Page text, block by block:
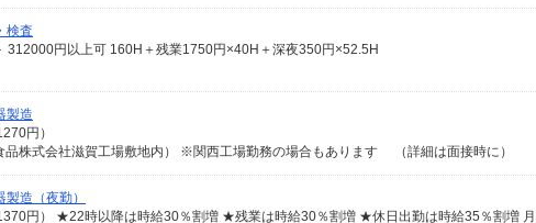
検査
312000円以上可 160H＋残業1750円×40H＋深夜350円×52.5H
製造
円）
品株式会社滋賀工場敷地内） ※関西工場勤務の場合もあります （詳細は面接時に）
造（夜勤）